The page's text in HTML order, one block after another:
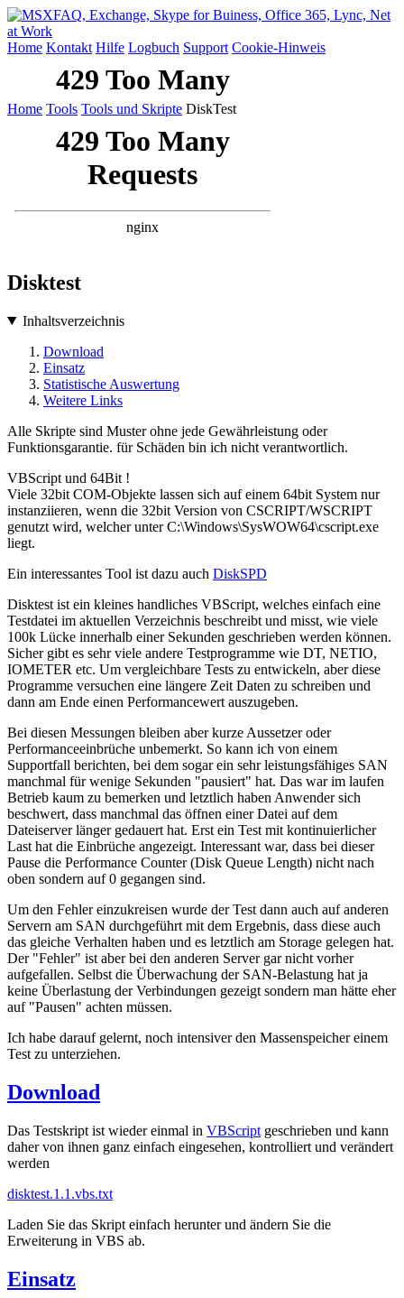
Home Kontakt Hilfe Logbuch Support Cookie-Hinweis
Home Tools Tools und Skripte DiskTest
Disktest
Inhaltsverzeichnis
Download
Einsatz
Statistische Auswertung
Weitere Links
Alle Skripte sind Muster ohne jede Gewährleistung oder
Funktionsgarantie. für Schäden bin ich nicht verantwortlich.
VBScript und 64Bit !
Viele 32bit COM-Objekte lassen sich auf einem 64bit System nur
instanziieren, wenn die 32bit Version von CSCRIPT/WSCRIPT
genutzt wird, welcher unter C:\Windows\SysWOW64\cscript.exe
liegt.
Ein interessantes Tool ist dazu auch DiskSPD
Disktest ist ein kleines handliches VBScript, welches einfach eine
Testdatei im aktuellen Verzeichnis beschreibt und misst, wie viele
100k Lücke innerhalb einer Sekunden geschrieben werden können.
Sicher gibt es sehr viele andere Testprogramme wie DT, NETIO,
IOMETER etc. Um vergleichbare Tests zu entwickeln, aber diese
Programme versuchen eine längere Zeit Daten zu schreiben und
dann am Ende einen Performancewert auszugeben.
Bei diesen Messungen bleiben aber kurze Aussetzer oder
Performanceeinbrüche unbemerkt. So kann ich von einem
Supportfall berichten, bei dem sogar ein sehr leistungsfähiges SAN
manchmal für wenige Sekunden "pausiert" hat. Das war im laufen
Betrieb kaum zu bemerken und letztlich haben Anwender sich
beschwert, dass manchmal das öffnen einer Datei auf dem
Dateiserver länger gedauert hat. Erst ein Test mit kontinuierlicher
Last hat die Einbrüche angezeigt. Interessant war, dass bei dieser
Pause die Performance Counter (Disk Queue Length) nicht nach
oben sondern auf 0 gegangen sind.
Um den Fehler einzukreisen wurde der Test dann auch auf anderen
Servern am SAN durchgeführt mit dem Ergebnis, dass diese auch
das gleiche Verhalten haben und es letztlich am Storage gelegen hat.
Der "Fehler" ist aber bei den anderen Server gar nicht vorher
aufgefallen. Selbst die Überwachung der SAN-Belastung hat ja
keine Überlastung der Verbindungen gezeigt sondern man hätte eher
auf "Pausen" achten müssen.
Ich habe darauf gelernt, noch intensiver den Massenspeicher einem
Test zu unterziehen.
Download
Das Testskript ist wieder einmal in VBScript geschrieben und kann
daher von ihnen ganz einfach eingesehen, kontrolliert und verändert
werden
disktest.1.1.vbs.txt
Laden Sie das Skript einfach herunter und ändern Sie die
Erweiterung in VBS ab.
Einsatz